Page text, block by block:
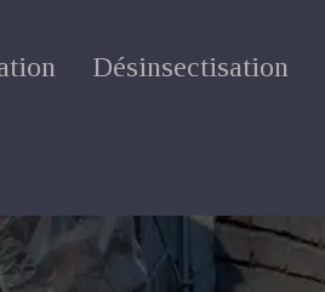
Désinsectisation